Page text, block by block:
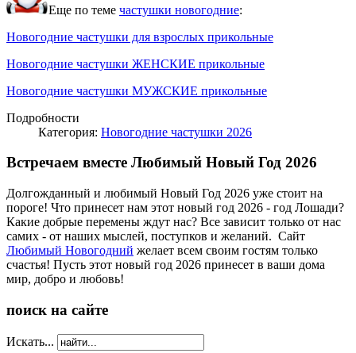
Еще по теме частушки новогодние:
Новогодние частушки для взрослых прикольные
Новогодние частушки ЖЕНСКИЕ прикольные
Новогодние частушки МУЖСКИЕ прикольные
Подробности
Категория: Новогодние частушки 2026
Встречаем вместе Любимый Новый Год 2026
Долгожданный и любимый Новый Год 2026 уже стоит на
пороге! Что принесет нам этот новый год 2026 - год Лошади?
Какие добрые перемены ждут нас? Все зависит только от нас
самих - от наших мыслей, поступков и желаний. Сайт
Любимый Новогодний желает всем своим гостям только
счастья! Пусть этот новый год 2026 принесет в ваши дома
мир, добро и любовь!
поиск на сайте
Искать...